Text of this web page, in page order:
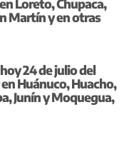
Loreto, Chupaca,
Martín y en otras
24 de julio del
Huánuco, Huacho,
Junín y Moquegua,